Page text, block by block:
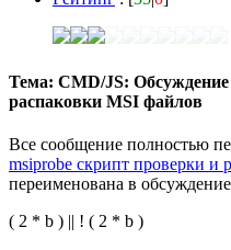
Тема: CMD/JS:
распаковки MSI файлов
Все сообщение полностью
msiprobe скрипт проверки и
переименована в
( 2 * b ) || ! ( 2 * b )